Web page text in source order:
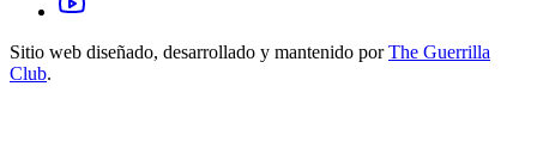
Sitio web diseñado, desarrollado y mantenido porThe Guerrilla
Club.